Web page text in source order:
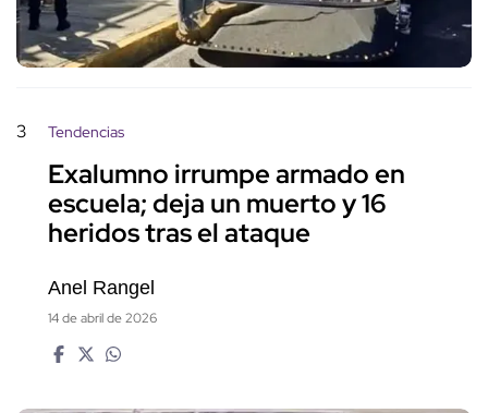
3 Tendencias
Exalumno irrumpe armado en
escuela; deja un muerto y 16
heridos tras el ataque
Anel Rangel
14 de abril de 2026